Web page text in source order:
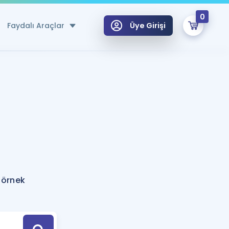
Faydalı Araçlar
Hesaplama Aracı
için Öneriler
Tek Takvimde
Üye Girişi
0